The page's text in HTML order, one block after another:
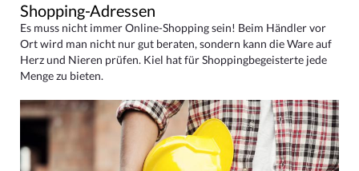
Shopping-Adressen
Es muss nicht immer Online-Shopping sein! Beim Händler vor
Ort wird man nicht nur gut beraten, sondern kann die Ware auf
Herz und Nieren prüfen. Kiel hat für Shoppingbegeisterte jede
Menge zu bieten.